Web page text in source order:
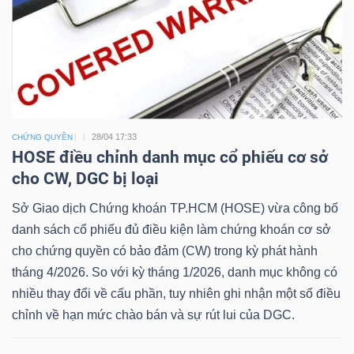
CHỨNG QUYỀN 28/04 17:33
HOSE điều chỉnh danh mục cổ phiếu cơ sở
cho CW, DGC bị loại
Sở Giao dịch Chứng khoán TP.HCM (HOSE) vừa công bố
danh sách cổ phiếu đủ điều kiện làm chứng khoán cơ sở
cho chứng quyền có bảo đảm (CW) trong kỳ phát hành
tháng 4/2026. So với kỳ tháng 1/2026, danh mục không có
nhiều thay đổi về cấu phần, tuy nhiên ghi nhận một số điều
chỉnh về hạn mức chào bán và sự rút lui của DGC.
liệu
chính